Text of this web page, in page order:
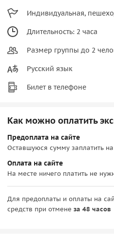
Индивидуальная,
Длительность: 2 часа
Размер группы до 2
Русский язык
Билет в телефоне
Как можно оплатить
Предоплата на сайте
Оставшуюся сумму заплатить
Оплата на сайте
На месте ничего платить не
Для предоплаты и оплаты на
средств при отмене за 48 часов